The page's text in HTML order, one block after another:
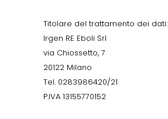
Titolare del trattamento dei dati:
Irgen RE Eboli Srl
via Chiossetto, 7
20122 Milano
Tel. 0283986420/21
P.IVA 13155770152